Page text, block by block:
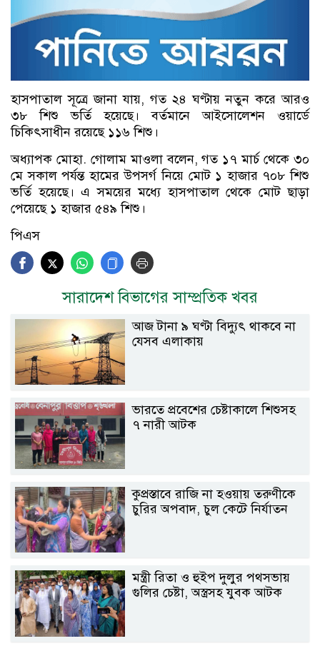
হাসপাতাল সূত্রে জানা যায়, গত ২৪ ঘণ্টায় নতুন করে আরও
৩৮ শিশু ভর্তি হয়েছে। বর্তমানে আইসোলেশন ওয়ার্ডে
চিকিৎসাধীন রয়েছে ১১৬ শিশু।
অধ্যাপক মোহা. গোলাম মাওলা বলেন, গত ১৭ মার্চ থেকে ৩০
মে সকাল পর্যন্ত হামের উপসর্গ নিয়ে মোট ১ হাজার ৭০৮ শিশু
ভর্তি হয়েছে। এ সময়ের মধ্যে হাসপাতাল থেকে মোট ছাড়া
পেয়েছে ১ হাজার ৫৪৯ শিশু।
পিএস
সারাদেশ বিভাগের সাম্প্রতিক খবর
আজ টানা ৯ ঘণ্টা বিদ্যুৎ থাকবে না
যেসব এলাকায়
ভারতে প্রবেশের চেষ্টাকালে শিশুসহ
৭ নারী আটক
কুপ্রস্তাবে রাজি না হওয়ায় তরুণীকে
চুরির অপবাদ, চুল কেটে নির্যাতন
মন্ত্রী রিতা ও হুইপ দুলুর পথসভায়
গুলির চেষ্টা, অস্ত্রসহ যুবক আটক